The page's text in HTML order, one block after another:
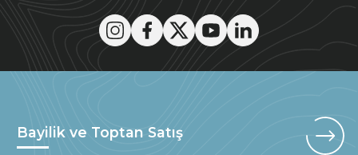
Bayilik ve Toptan Satış